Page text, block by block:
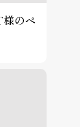
のペ